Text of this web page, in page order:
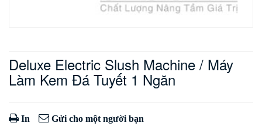
Deluxe Electric Slush Machine / Máy
Làm Kem Đá Tuyết 1 Ngăn
In Gửi cho một người bạn